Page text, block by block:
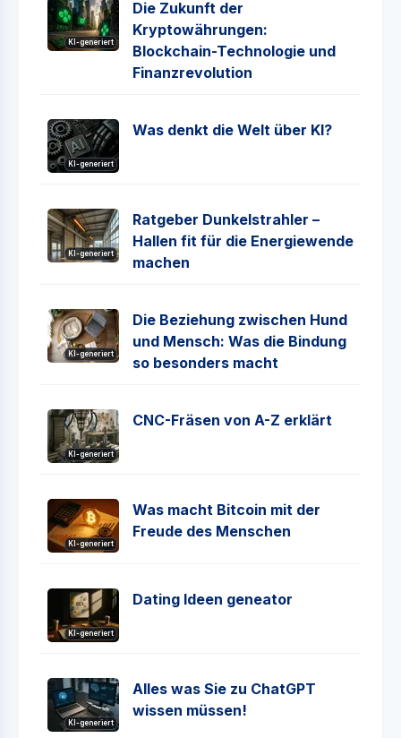
KI-generiert
Die Zukunft der
Kryptowährungen:
Blockchain-Technologie und
Finanzrevolution
KI-generiert
Was denkt die Welt über KI?
KI-generiert
Ratgeber Dunkelstrahler –
Hallen fit für die Energiewende
machen
KI-generiert
Die Beziehung zwischen Hund
und Mensch: Was die Bindung
so besonders macht
KI-generiert
CNC-Fräsen von A-Z erklärt
KI-generiert
Was macht Bitcoin mit der
Freude des Menschen
KI-generiert
Dating Ideen geneator
KI-generiert
Alles was Sie zu ChatGPT
wissen müssen!